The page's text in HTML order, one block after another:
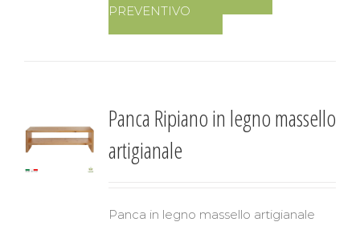
PREVENTIVO
Panca Ripiano in legno massello
artigianale
Panca in legno massello artigianale